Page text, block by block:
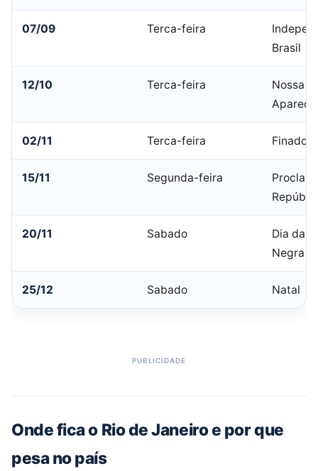
07/09 Terca-feira
Brasil
12/10 Terca-feira
Nossa
02/11 Terca-feira Finados
15/11 Segunda-feira
20/11 Sabado
Dia da
Negra
25/12 Sabado Natal
Onde fica o Rio de Janeiro e por que
pesa no país